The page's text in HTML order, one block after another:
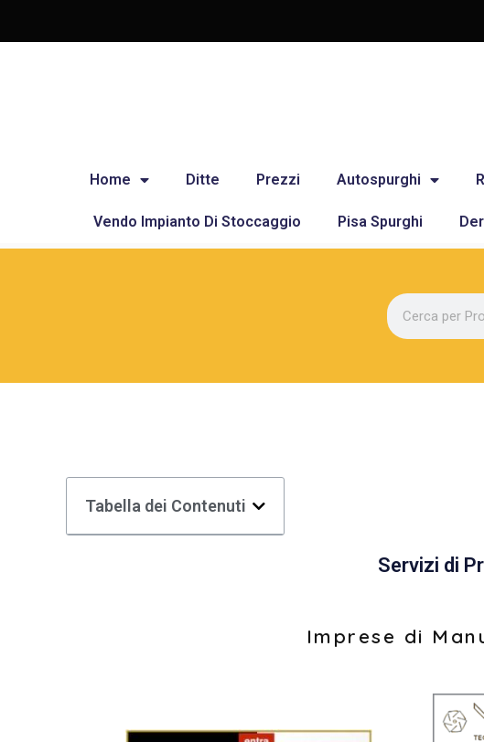
Home Ditte Prezzi Autospurghi
Vendo Impianto Di Stoccaggio Pisa Spurghi
Tabella dei Contenuti
Servizi di
Imprese di